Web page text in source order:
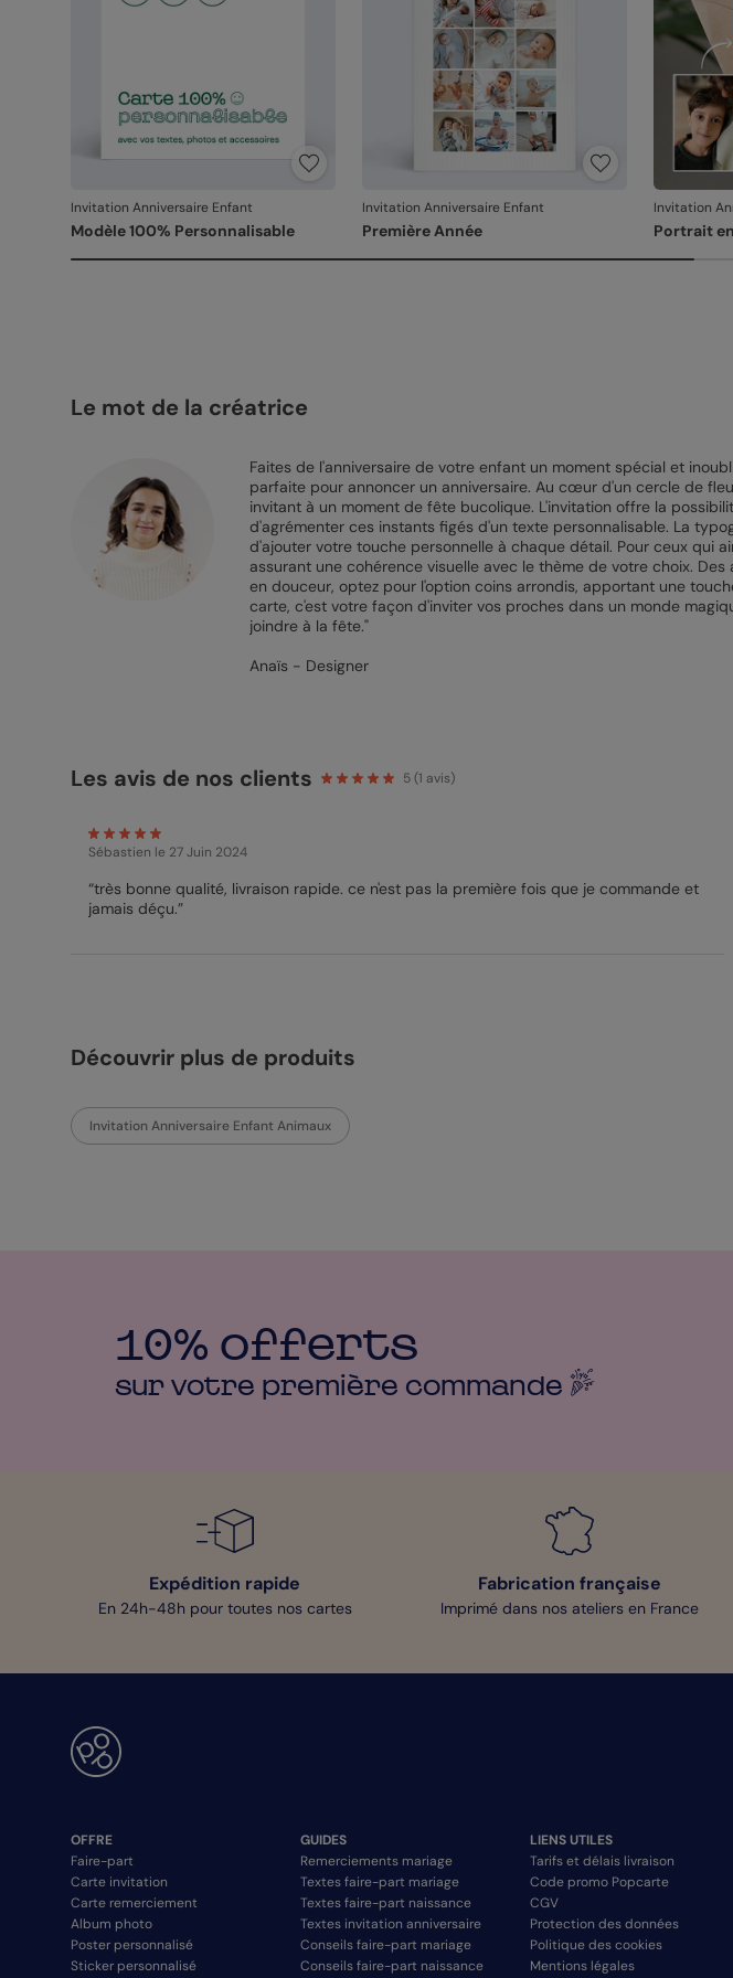
Invitation Anniversaire Enfant
Modèle 100% Personnalisable
Invitation Anniversaire Enfant
Première Année
Invitation
Portrait
Le mot de la créatrice
Faites de l'anniversaire de votre enfant un moment spécial et
parfaite pour annoncer un anniversaire. Au cœur d'un cercle de
invitant à un moment de fête bucolique. L'invitation offre la
d'agrémenter ces instants figés d'un texte personnalisable. La
d'ajouter votre touche personnelle à chaque détail. Pour ceux qui
assurant une cohérence visuelle avec le thème de votre choix.
en douceur, optez pour l'option coins arrondis, apportant une
carte, c'est votre façon d'inviter vos proches dans un monde
joindre à la fête."
Anaïs - Designer
Les avis de nos clients 5(1 avis)
Sébastien le 27 Juin 2024
“très bonne qualité, livraison rapide. ce n'est pas la première fois que je commande et
jamais déçu.”
Découvrir plus de produits
Invitation Anniversaire Enfant Animaux
10% offerts
sur votre première commande
Expédition rapide
En 24h-48h pour toutes nos cartes
Fabrication française
Imprimé dans nos ateliers en France
OFFRE
Faire-part
Carte invitation
Carte remerciement
Album photo
Poster personnalisé
Sticker personnalisé
GUIDES
Remerciements mariage
Textes faire-part mariage
Textes faire-part naissance
Textes invitation anniversaire
Conseils faire-part mariage
Conseils faire-part naissance
LIENS UTILES
Tarifs et délais livraison
Code promo Popcarte
CGV
Protection des données
Politique des cookies
Mentions légales